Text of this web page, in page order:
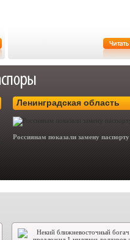
Ленинградская область
Россиянам показали замену паспорту